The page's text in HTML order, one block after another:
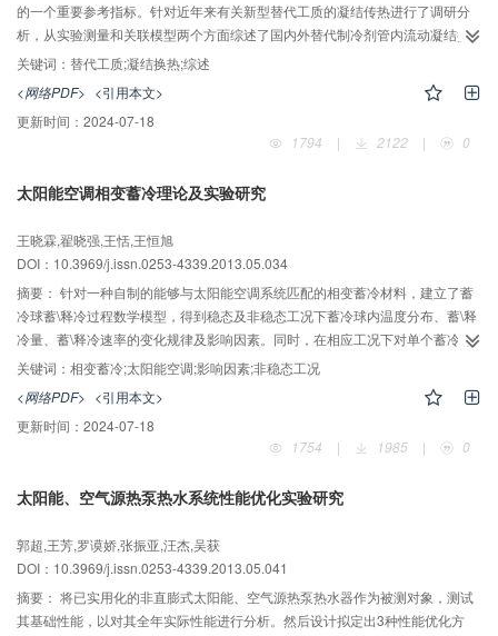
的一个重要参考指标。针对近年来有关新型替代工质的凝结传热进行了调研分
析，从实验测量和关联模型两个方面综述了国内外替代制冷剂管内流动凝结换
热的研究。对凝结换热关联式的适用性和准确性进行了讨论，对凝结换热系数
关键词： 替代工质;凝结换热;综述
<网络PDF> <引用本文>
更新时间： 2024-07-18
1794
| 2122 | 0
太阳能空调相变蓄冷理论及实验研究
王晓霖,翟晓强,王恬,王恒旭
DOI：10.3969/j.issn.0253-4339.2013.05.034
摘要： 针对一种自制的能够与太阳能空调系统匹配的相变蓄冷材料，建立了蓄
冷球蓄\释冷过程数学模型，得到稳态及非稳态工况下蓄冷球内温度分布、蓄\释
冷量、蓄\释冷速率的变化规律及影响因素。同时，在相应工况下对单个蓄冷球
进行蓄\释冷循环实验，验证理论结果。研究表明，自制蓄冷球能够在170min完
成相变。缩小球径、降低冷冻水温度、增大球壁热导率及减小球壁厚度均可缩
短蓄冷时间。稳态运行工况下，蓄冷球的蓄\释冷量分别为17.30kJ和16.46kJ；
太阳能空调非稳态运行工况下，蓄冷球在165min完成相变，蓄冷量为
关键词： 相变蓄冷;太阳能空调;影响因素;非稳态工况
<网络PDF> <引用本文>
更新时间： 2024-07-18
1754
| 1985 | 0
太阳能、空气源热泵热水系统性能优化实验研究
郭超,王芳,罗谟娇,张振亚,汪杰,吴获
DOI：10.3969/j.issn.0253-4339.2013.05.041
摘要： 将已实用化的非直膨式太阳能、空气源热泵热水器作为被测对象，测试
其基础性能，以对其全年实际性能进行分析。然后设计拟定出3种性能优化方